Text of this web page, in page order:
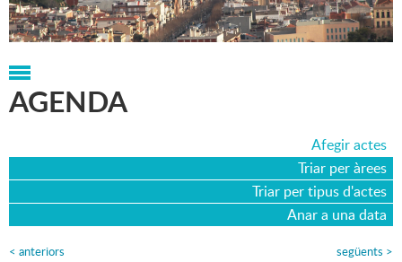
Portada > Agenda > 08-08-2009
AGENDA
Afegir actes
Triar per àrees
Triar per tipus d'actes
Anar a una data
< anteriors següents >